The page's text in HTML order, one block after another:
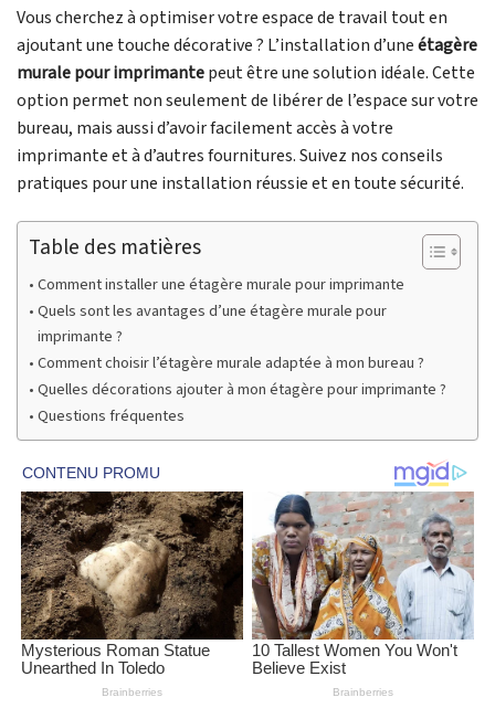
Vous cherchez à optimiser votre espace de travail tout en
ajoutant une touche décorative ? L’installation d’uneétagère
murale pour imprimantepeut être une solution idéale. Cette
option permet non seulement de libérer de l’espace sur votre
bureau, mais aussi d’avoir facilement accès à votre
imprimante et à d’autres fournitures. Suivez nos conseils
pratiques pour une installation réussie et en toute sécurité.
Table des matières
Comment installer une étagère murale pour imprimante
Quels sont les avantages d’une étagère murale pour
imprimante ?
Comment choisir l’étagère murale adaptée à mon bureau ?
Quelles décorations ajouter à mon étagère pour imprimante ?
Questions fréquentes